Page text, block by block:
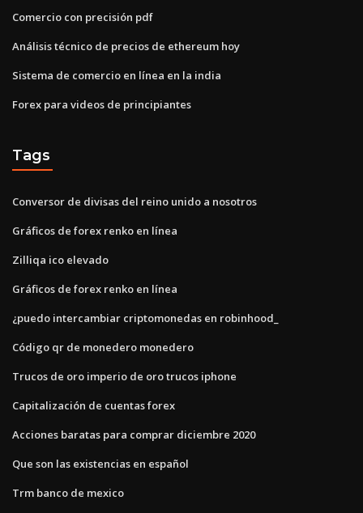
Comercio con precisión pdf
Análisis técnico de precios de ethereum hoy
Sistema de comercio en línea en la india
Forex para videos de principiantes
Tags
Conversor de divisas del reino unido a nosotros
Gráficos de forex renko en línea
Zilliqa ico elevado
Gráficos de forex renko en línea
¿puedo intercambiar criptomonedas en robinhood_
Código qr de monedero monedero
Trucos de oro imperio de oro trucos iphone
Capitalización de cuentas forex
Acciones baratas para comprar diciembre 2020
Que son las existencias en español
Trm banco de mexico